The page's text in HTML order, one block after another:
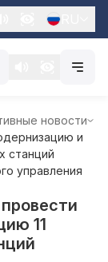
новости
и
станций
управления
11